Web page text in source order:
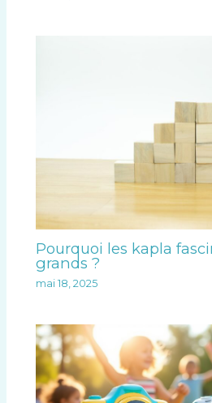
Pourquoi les kapla
grands ?
mai 18, 2025